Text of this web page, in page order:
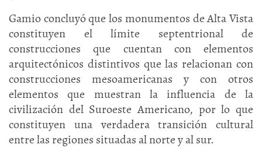
Gamio concluyó que los monumentos de Alta Vista
constituyen el límite septentrional de
construcciones que cuentan con elementos
arquitectónicos distintivos que las relacionan con
construcciones mesoamericanas y con otros
elementos que muestran la influencia de la
civilización del Suroeste Americano, por lo que
constituyen una verdadera transición cultural
entre las regiones situadas al norte y al sur.